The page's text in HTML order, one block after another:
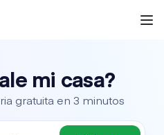
mi casa?
gratuita en 3 minutos